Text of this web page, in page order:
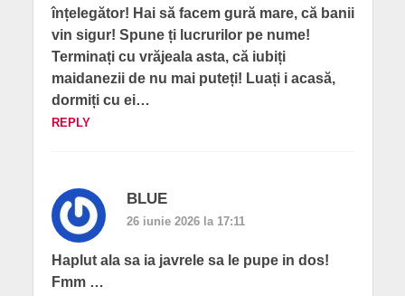
înțelegător! Hai să facem gură mare, că banii
vin sigur! Spune ți lucrurilor pe nume!
Terminați cu vrăjeala asta, că iubiți
maidanezii de nu mai puteți! Luați i acasă,
dormiți cu ei…
REPLY
BLUE
26 iunie 2026 la 17:11
Haplut ala sa ia javrele sa le pupe in dos!
Fmm …